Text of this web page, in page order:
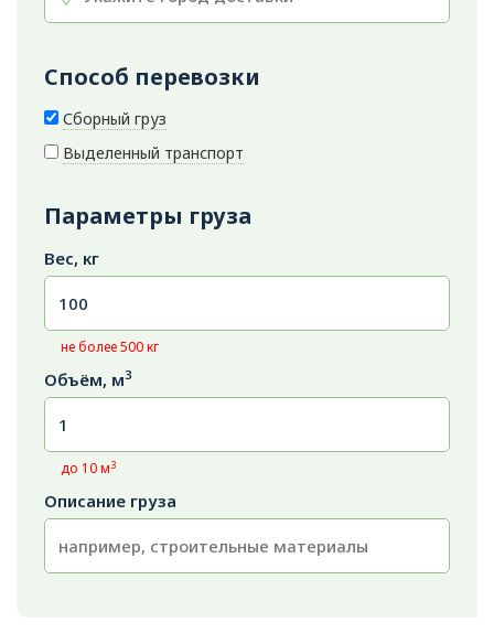
Способ перевозки
Сборный груз
Выделенный транспорт
Параметры груза
Вес, кг
не более 500 кг
Объём, м3
до 10 м3
Описание груза